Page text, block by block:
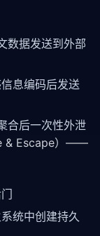
数据发送到外部
息编码后发送
合后一次性外泄
& Escape）——
统中创建持久